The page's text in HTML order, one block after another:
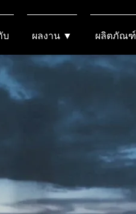
บ ผลงาน ▼ ผลิตภัณฑ์